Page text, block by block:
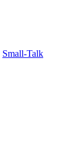
Small-Talk